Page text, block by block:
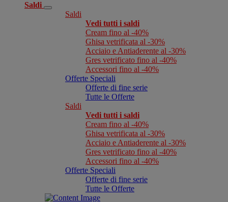
Saldi
Saldi
Vedi tutti i saldi
Cream fino al -40%
Ghisa vetrificata al -30%
Acciaio e Antiaderente al -30%
Gres vetrificato fino al -40%
Accessori fino al -40%
Offerte Speciali
Offerte di fine serie
Tutte le Offerte
Saldi
Vedi tutti i saldi
Cream fino al -40%
Ghisa vetrificata al -30%
Acciaio e Antiaderente al -30%
Gres vetrificato fino al -40%
Accessori fino al -40%
Offerte Speciali
Offerte di fine serie
Tutte le Offerte